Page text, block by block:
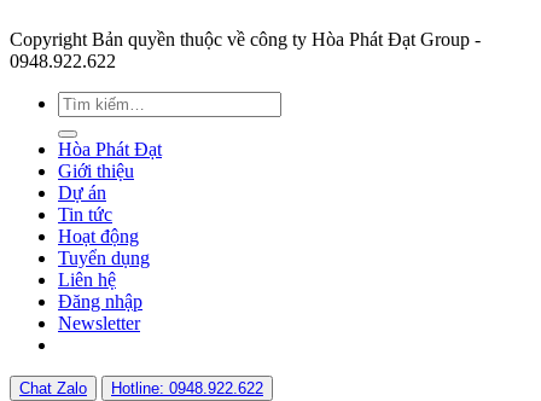
Copyright Bản quyền thuộc về công ty Hòa Phát Đạt Group -
0948.922.622
Hòa Phát Đạt
Giới thiệu
Dự án
Tin tức
Hoạt động
Tuyển dụng
Liên hệ
Đăng nhập
Newsletter
Chat Zalo Hotline: 0948.922.622